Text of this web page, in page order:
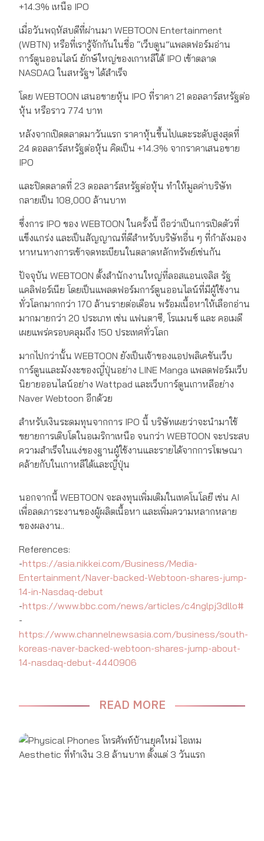
+14.3% เหนือ IPO
เมื่อวันพฤหัสบดีที่ผ่านมา WEBTOON Entertainment
(WBTN) หรือที่เรารู้จักกันในชื่อ “เว็บตูน”แพลตฟอร์มอ่าน
การ์ตูนออนไลน์ ยักษ์ใหญ่ของเกาหลีใต้ IPO เข้าตลาด
NASDAQ ในสหรัฐฯ ได้สำเร็จ
โดย WEBTOON เสนอขายหุ้น IPO ที่ราคา 21 ดอลลาร์สหรัฐต่อ
หุ้น หรือราว 774 บาท
หลังจากเปิดตลาดมาวันแรก ราคาหุ้นขึ้นไปแตะระดับสูงสุดที่
24 ดอลลาร์สหรัฐต่อหุ้น คิดเป็น +14.3% จากราคาเสนอขาย
IPO
และปิดตลาดที่ 23 ดอลลาร์สหรัฐต่อหุ้น ทำให้มูลค่าบริษัท
กลายเป็น 108,000 ล้านบาท
ซึ่งการ IPO ของ WEBTOON ในครั้งนี้ ถือว่าเป็นการเปิดตัวที่
แข็งแกร่ง และเป็นสัญญาณที่ดีสำหรับบริษัทอื่น ๆ ที่กำลังมอง
หาหนทางการเข้าจดทะเบียนในตลาดหลักทรัพย์เช่นกัน
ปัจจุบัน WEBTOON ตั้งสำนักงานใหญ่ที่ลอสแอนเจลิส รัฐ
แคลิฟอร์เนีย โดยเป็นแพลตฟอร์มการ์ตูนออนไลน์ที่มีผู้ใช้งาน
ทั่วโลกมากกว่า 170 ล้านรายต่อเดือน พร้อมเนื้อหาให้เลือกอ่าน
มากมายกว่า 20 ประเภท เช่น แฟนตาซี, โรแมนซ์ และ คอเมดี
เผยแพร่ครอบคลุมถึง 150 ประเทศทั่วโลก
มากไปกว่านั้น WEBTOON ยังเป็นเจ้าของแอปพลิเคชันเว็บ
การ์ตูนและมังงะของญี่ปุ่นอย่าง LINE Manga แพลตฟอร์มเว็บ
นิยายออนไลน์อย่าง Wattpad และเว็บการ์ตูนเกาหลีอย่าง
Naver Webtoon อีกด้วย
สำหรับเงินระดมทุนจากการ IPO นี้ บริษัทเผยว่าจะนำมาใช้
ขยายการเติบโตในอเมริกาเหนือ จนกว่า WEBTOON จะประสบ
ความสำเร็จในแง่ของฐานผู้ใช้งานและรายได้จากการโฆษณา
คล้ายกับในเกาหลีใต้และญี่ปุ่น
นอกจากนี้ WEBTOON จะลงทุนเพิ่มเติมในเทคโนโลยี เช่น AI
เพื่อลดภาระงานของผู้ผลิตเนื้อหา และเพิ่มความหลากหลาย
ของผลงาน..
References:
-https://asia.nikkei.com/Business/Media-
Entertainment/Naver-backed-Webtoon-shares-jump-
14-in-Nasdaq-debut
-https://www.bbc.com/news/articles/c4nglpj3dllo#
-
https://www.channelnewsasia.com/business/south-
koreas-naver-backed-webtoon-shares-jump-about-
14-nasdaq-debut-4440906
READ MORE